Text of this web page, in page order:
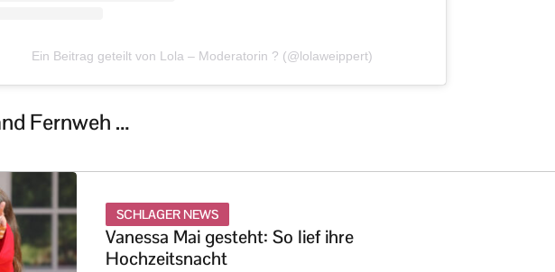
Ein Beitrag geteilt von Lola – Moderatorin ? (@lolaweippert)
Fernweh …
SCHLAGER NEWS
Vanessa Mai gesteht: So lief ihre
Hochzeitsnacht